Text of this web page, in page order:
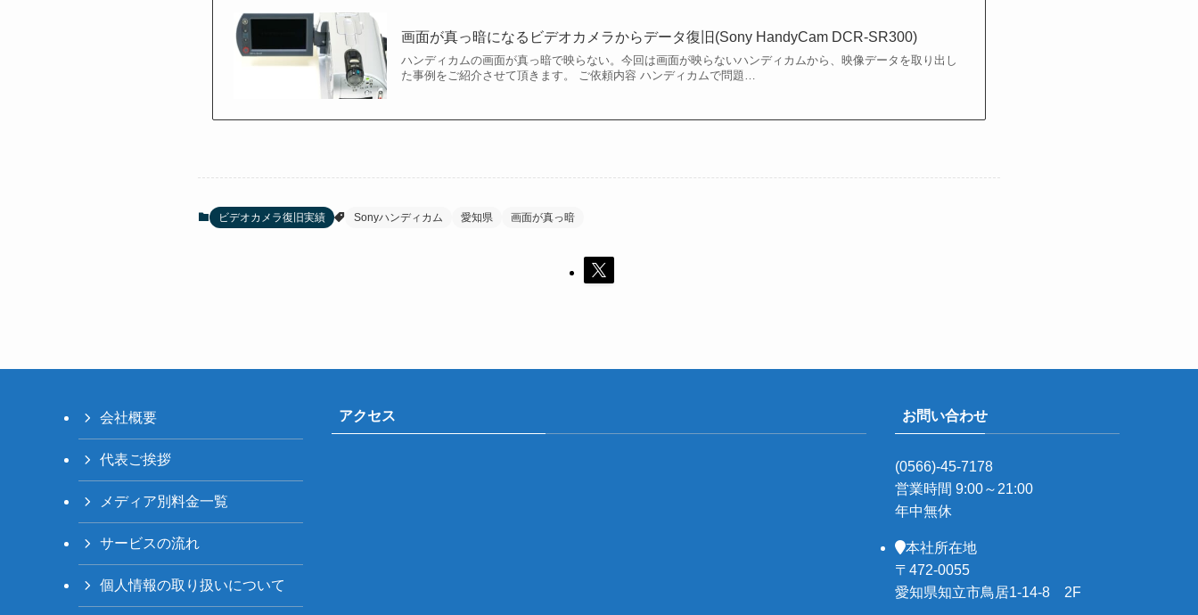
画面が真っ暗になるビデオカメラからデータ復旧(Sony HandyCam DCR-SR300)
ハンディカムの画面が真っ暗で映らない。今回は画面が映らないハンディカムから、映像データを取り出し
た事例をご紹介させて頂きます。 ご依頼内容 ハンディカムで問題…
ビデオカメラ復旧実績 Sonyハンディカム 愛知県 画面が真っ暗
会社概要
代表ご挨拶
メディア別料金一覧
サービスの流れ
個人情報の取り扱いについて
アクセス お問い合わせ
(0566)-45-7178
営業時間 9:00～21:00
年中無休
本社所在地
〒472-0055
愛知県知立市鳥居1-14-8 2F